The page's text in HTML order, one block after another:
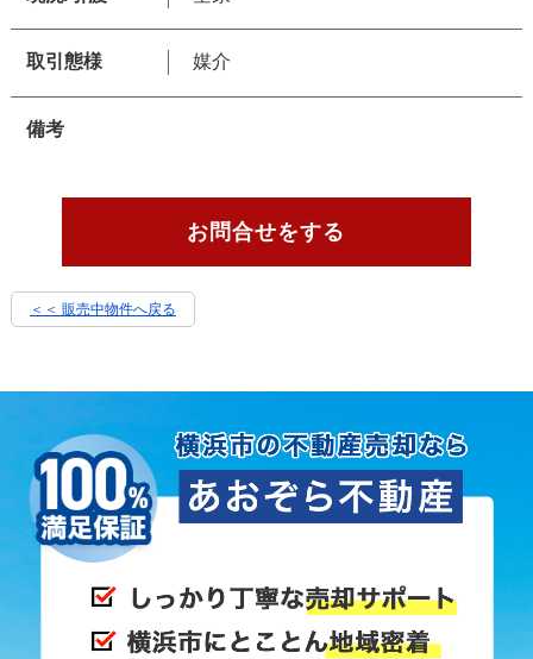
取引態様 媒介
備考
お問合せをする
＜＜ 販売中物件へ戻る